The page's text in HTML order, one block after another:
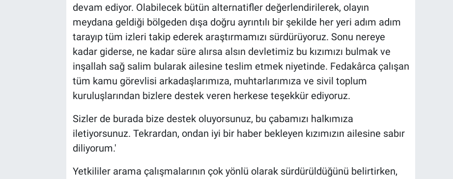
devam ediyor. Olabilecek bütün alternatifler değerlendirilerek, olayın
meydana geldiği bölgeden dışa doğru ayrıntılı bir şekilde her yeri adım adım
tarayıp tüm izleri takip ederek araştırmamızı sürdürüyoruz. Sonu nereye
kadar giderse, ne kadar süre alırsa alsın devletimiz bu kızımızı bulmak ve
inşallah sağ salim bularak ailesine teslim etmek niyetinde. Fedakârca çalışan
tüm kamu görevlisi arkadaşlarımıza, muhtarlarımıza ve sivil toplum
kuruluşlarından bizlere destek veren herkese teşekkür ediyoruz.
Sizler de burada bize destek oluyorsunuz, bu çabamızı halkımıza
iletiyorsunuz. Tekrardan, ondan iyi bir haber bekleyen kızımızın ailesine sabır
diliyorum.'
Yetkililer arama çalışmalarının çok yönlü olarak sürdürüldüğünü belirtirken,